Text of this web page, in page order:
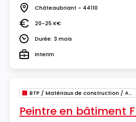
Lieu Châteaubriant - 44110
Salaire20-25 K€
DuréeDurée: 3 mois
TypeInterim
BTP / Matériaux de construction / Architecture
Peintre en bâtiment